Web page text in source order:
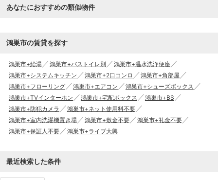
あなたにおすすめの類似物件
鴻巣市の賃貸を探す
鴻巣市+給湯 鴻巣市+バストイレ別
鴻巣市+温水洗浄便座
鴻巣市+システムキッチン
鴻巣市+2口コンロ
鴻巣市+角部屋
鴻巣市+フローリング
鴻巣市+エアコン
鴻巣市+シューズボックス
鴻巣市+TVインターホン
鴻巣市+宅配ボックス
鴻巣市+BS
鴻巣市+防犯カメラ
鴻巣市+ネット使用料不要
鴻巣市+室内洗濯機置き場
鴻巣市+敷金不要
鴻巣市+礼金不要
鴻巣市+保証人不要
鴻巣市+ライブ大興
最近検索した条件